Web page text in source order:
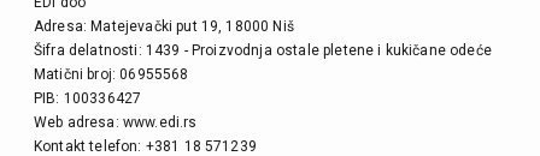
Adresa: Matejevački put 19, 18000 Niš
Šifra delatnosti: 1439 - Proizvodnja ostale pletene i kukičane odeće
Matični broj: 06955568
PIB: 100336427
Web adresa: www.edi.rs
Kontakt telefon: +381 18 571239